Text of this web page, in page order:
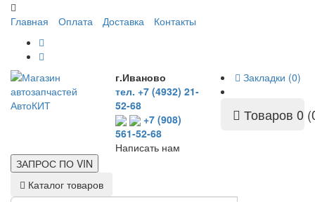
Главная Оплата Доставка Контакты
г.Иваново
тел. +7 (4932) 21-
52-68
+7 (908)
561-52-68
Написать нам
Закладки (0)
Товаров 0
ЗАПРОС ПО VIN
Каталог товаров